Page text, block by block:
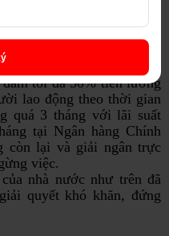
luật Lao động 2012 trong
tháng 6 năm 2020 thì
tối đa 50% tiền lương
lao động theo thời gian
quá 3 tháng với lãi suất
tại Ngân hàng Chính
còn lại và giải ngân trực
việc.
nhà nước như trên đã
quyết khó khăn, đứng